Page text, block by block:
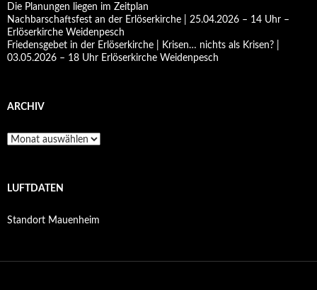
Die Planungen liegen im Zeitplan
Nachbarschaftsfest an der Erlöserkirche | 25.04.2026 – 14 Uhr –
Erlöserkirche Weidenpesch
Friedensgebet in der Erlöserkirche | Krisen… nichts als Krisen? |
03.05.2026 – 18 Uhr Erlöserkirche Weidenpesch
ARCHIV
Archiv
LUFTDATEN
Standort Mauenheim